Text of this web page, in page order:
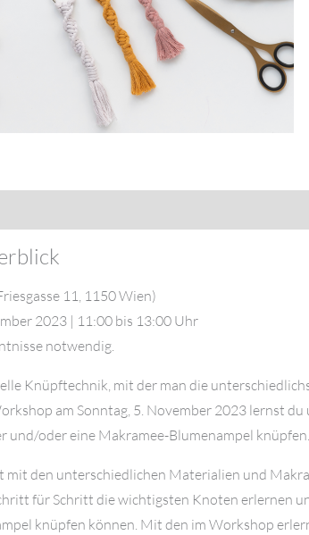
11, 1150 Wien)
2023 | 11:00 bis 13:00 Uhr
notwendig.
Knüpftechnik, mit der man die
am Sonntag, 5. November 2023 lernst
und/oder eine Makramee-Blumenampel knüpfen.
mit den unterschiedlichen Materialien und
für Schritt die wichtigsten Knoten erlernen
knüpfen können. Mit den im Workshop